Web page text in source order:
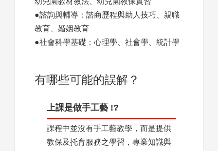
●諮詢與輔導：諮商歷程與助人技巧、親職
教育、婚姻教育
●社會科學基礎：心理學、社會學、統計學
有哪些可能的誤解？
上課是做手工藝 !?
課程中並沒有手工藝教學，而是提供
教保及托育服務之學習，專業知識與